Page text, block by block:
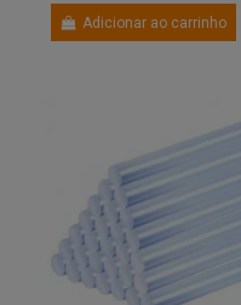
Adicionar ao carrinho